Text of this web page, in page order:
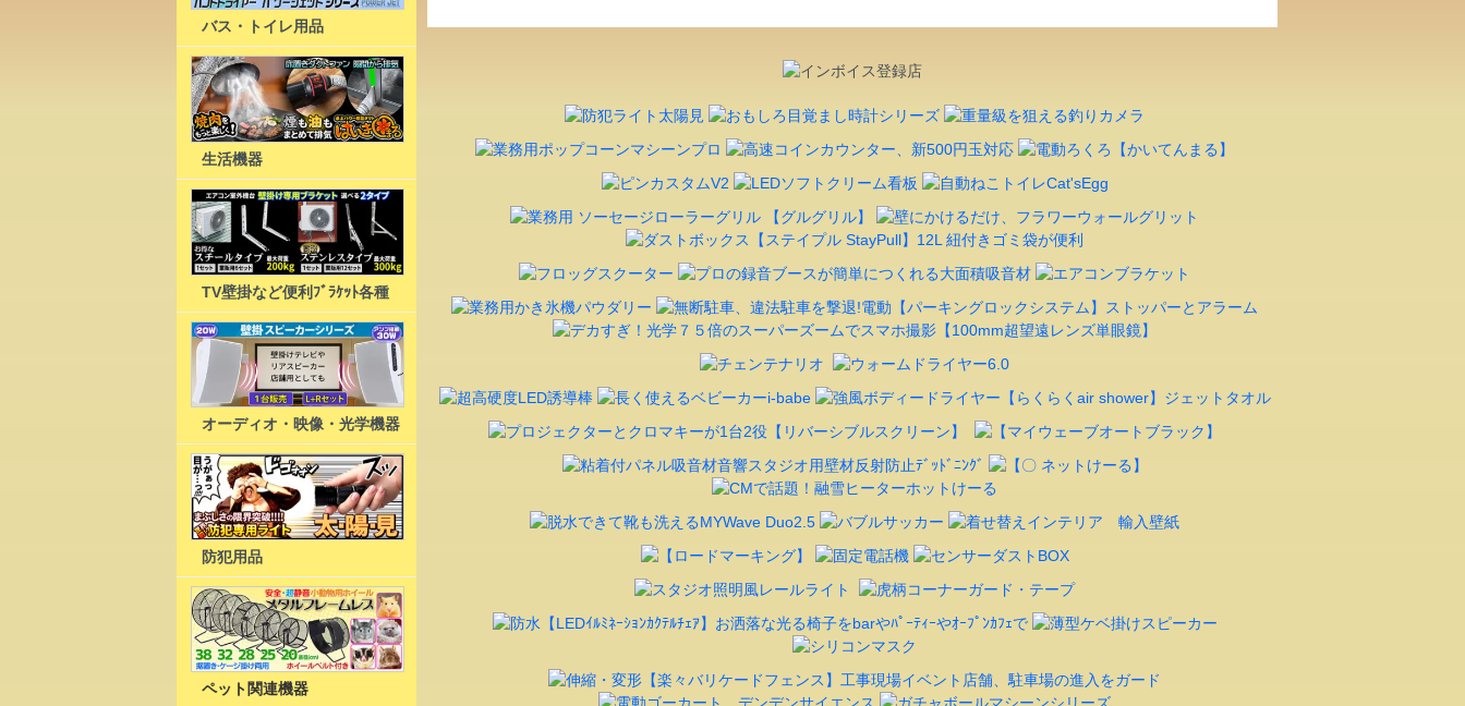
バス・トイレ用品
生活機器
TV壁掛など便利ﾌﾞﾗｹｯﾄ各種
オーディオ・映像・光学機器
防犯用品
ペット関連機器